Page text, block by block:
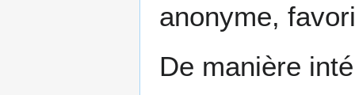
anonyme,
De manière